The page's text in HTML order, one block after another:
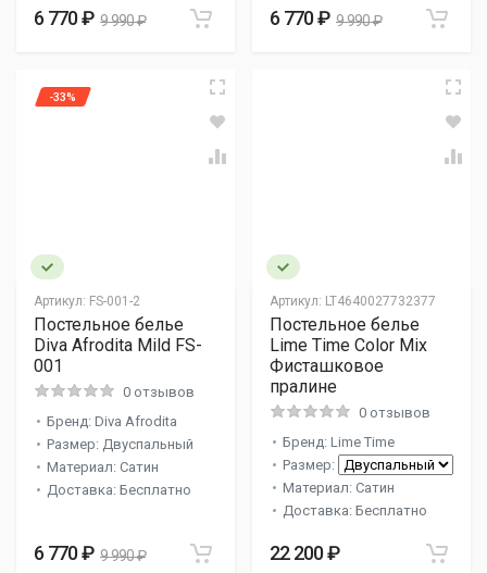
6 770 ₽ 9 990 ₽ 6 770 ₽ 9 990 ₽
Артикул: FS-001-2
-33%
Постельное белье
Diva Afrodita Mild FS-
001
0 отзывов
Бренд: Diva Afrodita
Размер: Двуспальный
Материал: Сатин
Доставка: Бесплатно
6 770 ₽ 9 990 ₽
Артикул: LT4640027732377
Постельное белье
Lime Time Color Mix
Фисташковое
пралине
0 отзывов
Бренд: Lime Time
Размер:
Материал: Сатин
Доставка: Бесплатно
22 200 ₽